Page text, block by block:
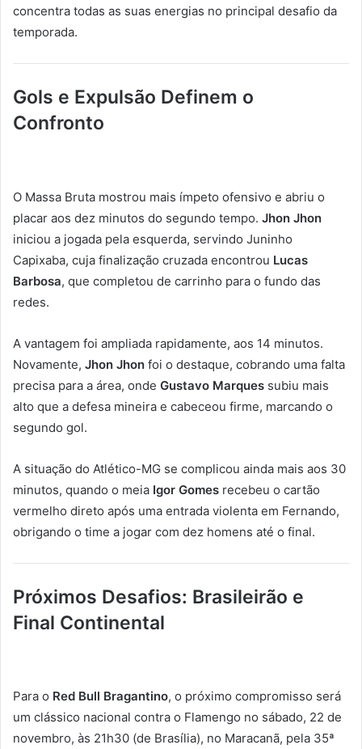
concentra todas as suas energias no principal desafio da
temporada.
Gols e Expulsão Definem o
Confronto
O Massa Bruta mostrou mais ímpeto ofensivo e abriu o
placar aos dez minutos do segundo tempo. Jhon Jhon
iniciou a jogada pela esquerda, servindo Juninho
Capixaba, cuja finalização cruzada encontrou Lucas
Barbosa, que completou de carrinho para o fundo das
redes.
A vantagem foi ampliada rapidamente, aos 14 minutos.
Novamente, Jhon Jhon foi o destaque, cobrando uma falta
precisa para a área, onde Gustavo Marques subiu mais
alto que a defesa mineira e cabeceou firme, marcando o
segundo gol.
A situação do Atlético-MG se complicou ainda mais aos 30
minutos, quando o meia Igor Gomes recebeu o cartão
vermelho direto após uma entrada violenta em Fernando,
obrigando o time a jogar com dez homens até o final.
Próximos Desafios: Brasileirão e
Final Continental
Para o Red Bull Bragantino, o próximo compromisso será
um clássico nacional contra o Flamengo no sábado, 22 de
novembro, às 21h30 (de Brasília), no Maracanã, pela 35ª